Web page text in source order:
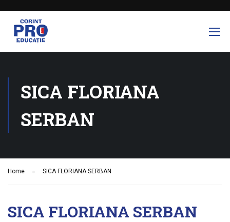
SICA FLORIANA
SERBAN
Home SICA FLORIANA SERBAN
SICA FLORIANA SERBAN